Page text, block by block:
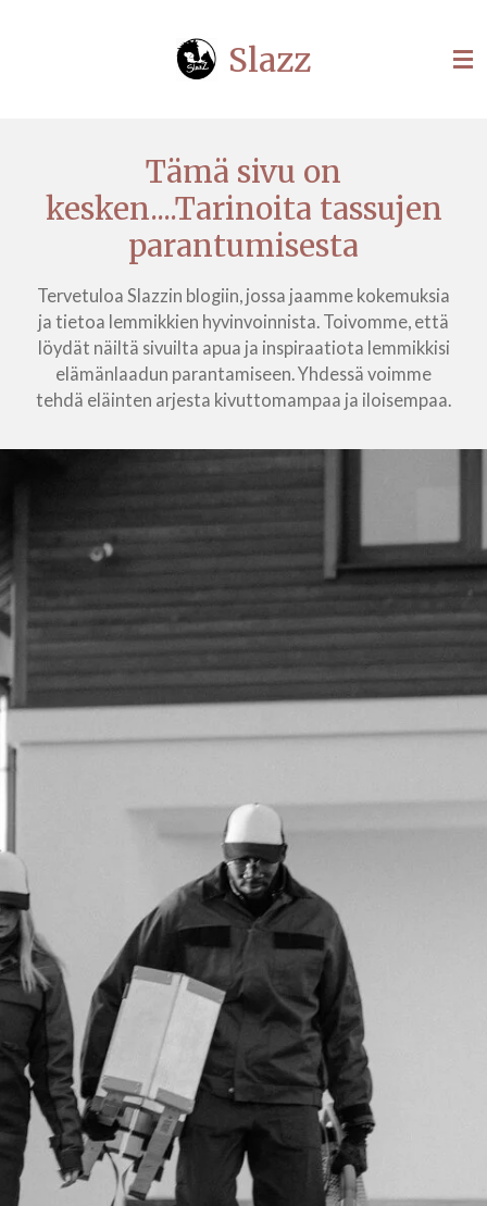
Slazz
Tämä sivu on
kesken....Tarinoita tassujen
parantumisesta
Tervetuloa Slazzin blogiin, jossa jaamme kokemuksia
ja tietoa lemmikkien hyvinvoinnista. Toivomme, että
löydät näiltä sivuilta apua ja inspiraatiota lemmikkisi
elämänlaadun parantamiseen. Yhdessä voimme
tehdä eläinten arjesta kivuttomampaa ja iloisempaa.